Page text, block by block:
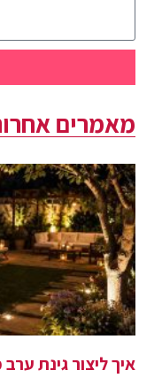
מאמרים
איך ליצור גינת